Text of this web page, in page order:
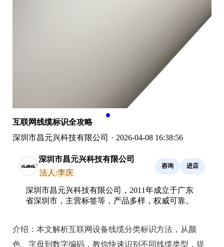
互联网线缆标识全攻略
深圳市昌元兴科技有限公司 · 2026-04-08 16:38:56
深圳市昌元兴科技有限公司
法人:李庆
咨询 进店
深圳市昌元兴科技有限公司，2011年成立于广东
省深圳市，主营标签等，产品多样，权威可靠。
介绍： 本文解析互联网设备线缆分类标识方法，从颜
色、字母到数字编码，教你快速识别不同线缆类型，提